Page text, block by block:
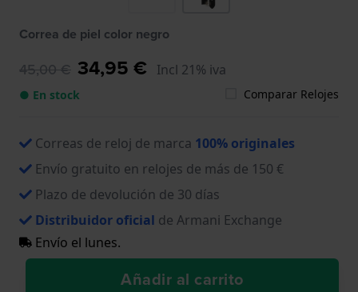
Correa de piel color negro
45,00 € 34,95 € Incl 21% iva
● En stock Comparar Relojes
Correas de reloj de marca 100% originales
Envío gratuito en relojes de más de 150 €
Plazo de devolución de 30 días
Distribuidor oficial de Armani Exchange
Envío el lunes.
Añadir al carrito